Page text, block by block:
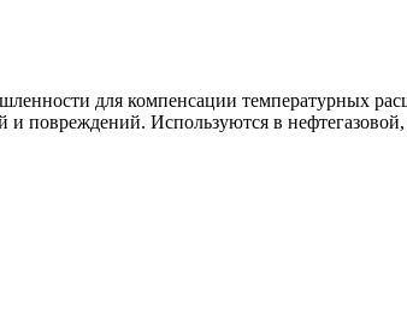
для компенсации температурных
повреждений. Используются в